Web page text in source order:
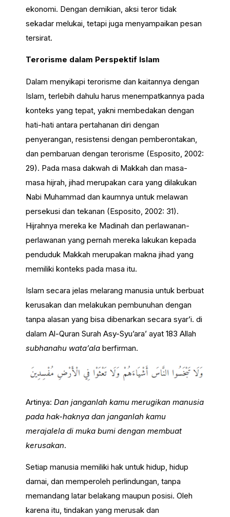
ekonomi. Dengan demikian, aksi teror tidak
sekadar melukai, tetapi juga menyampaikan pesan
tersirat.
Terorisme dalam Perspektif Islam
Dalam menyikapi terorisme dan kaitannya dengan
Islam, terlebih dahulu harus menempatkannya pada
konteks yang tepat, yakni membedakan dengan
hati-hati antara pertahanan diri dengan
penyerangan, resistensi dengan pemberontakan,
dan pembaruan dengan terorisme (Esposito, 2002:
29). Pada masa dakwah di Makkah dan masa-
masa hijrah, jihad merupakan cara yang dilakukan
Nabi Muhammad dan kaumnya untuk melawan
persekusi dan tekanan (Esposito, 2002: 31).
Hijrahnya mereka ke Madinah dan perlawanan-
perlawanan yang pernah mereka lakukan kepada
penduduk Makkah merupakan makna jihad yang
memiliki konteks pada masa itu.
Islam secara jelas melarang manusia untuk berbuat
kerusakan dan melakukan pembunuhan dengan
tanpa alasan yang bisa dibenarkan secara syar’i. di
dalam Al-Quran Surah Asy-Syu’ara’ ayat 183 Allah
subhanahu wata’ala berfirman.
Artinya: Dan janganlah kamu merugikan manusia
pada hak-haknya dan janganlah kamu
merajalela di muka bumi dengan membuat
kerusakan.
Setiap manusia memiliki hak untuk hidup, hidup
damai, dan memperoleh perlindungan, tanpa
memandang latar belakang maupun posisi. Oleh
karena itu, tindakan yang merusak dan